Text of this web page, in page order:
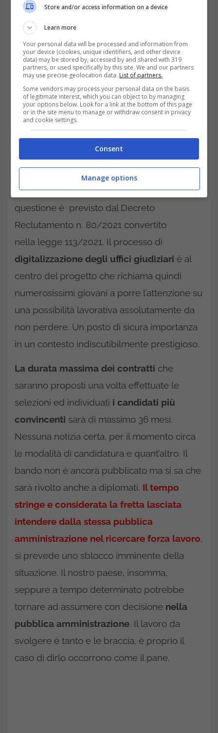
LEGGI ANCHE >>>
lavoro c’è: tutti gli appuntamenti del mese e
11 mila possibilità
I concorsi più interessantialcuni dei quali
senza ancora la pubblicazione del bando
sono chiaramente quelli che riguardano
posizioni statali. Operatori Data Entry
Ministero della Giustizia, una delle posizioni
In questo caso si cercano 3000
persone a tempo determinato, il concorso in
questione è previsto dal Decreto
Reclutamento n. 80/2021 convertito
nella legge 113/2021. Il processo di
digitalizzazione degli uffici giudiziari è al
centro del progetto che richiama quindi
numerosissimi giovani a porre l’attenzione su
una possibilità lavorativa assolutamente da
non perdere. Un posto di sicura importanza
in un contesto indiscutibilmente prestigioso.
La durata massima dei contratti che
saranno proposti una volta effettuate le
selezioni ed individuati i candidati più
convincenti sarà di massimo 36 mesi.
Nessuna notizia certa, per il momento circa
le modalità di candidatura e quant’altro. Il
bando non è ancora pubblicato ma si sa che
sarà rivolto anche a diplomati. Il tempo
stringe e considerata la fretta lasciata
intendere dalla stessa pubblica
amministrazione nel ricercare forza lavoro,
si prevede uno sblocco imminente della
situazione. Il nostro paese, insomma,
seppure a tempo determinato potrebbe
tornare ad assumere con decisione nella
pubblica amministrazione. Il lavoro da
svolgere è tanto e le braccia, è proprio il
caso di dirlo occorrono come il pane.
Store and/or access information on a device
Learn more
Your personal data will be processed and information from
your device (cookies, unique identifiers, and other device
data) may be stored by, accessed by and shared with 319
partners, or used specifically by this site. We and our partners
may use precise geolocation data. List of partners.
Some vendors may process your personal data on the basis
of legitimate interest, which you can object to by managing
your options below. Look for a link at the bottom of this page
or in the site menu to manage or withdraw consent in privacy
and cookie settings.
Consent
Manage options